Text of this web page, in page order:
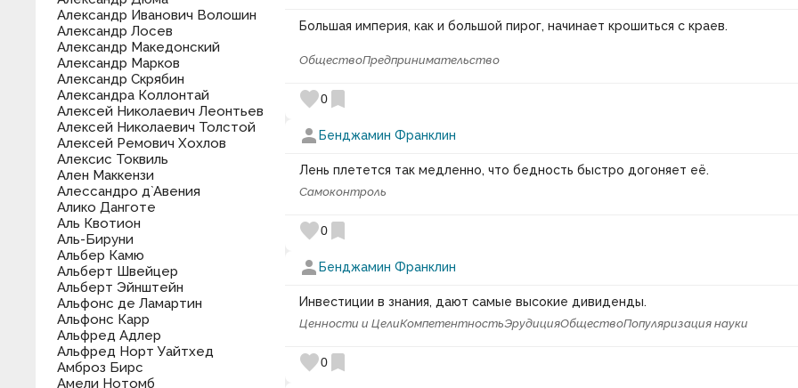
Александр Иванович Волошин
Александр Лосев
Александр Македонский
Александр Марков
Александр Скрябин
Александра Коллонтай
Алексей Николаевич Леонтьев
Алексей Николаевич Толстой
Алексей Ремович Хохлов
Алексис Токвиль
Ален Маккензи
Алессандро д`Авения
Алико Данготе
Аль Квотион
Аль-Бируни
Альбер Камю
Альберт Швейцер
Альберт Эйнштейн
Альфонс де Ламартин
Альфонс Карр
Альфред Адлер
Альфред Норт Уайтхед
Амброз Бирс
Амели Нотомб
Большая империя, как и большой пирог, начинает крошиться с краев.
ОбществоПредпринимательство
favorite0 bookmark
person Бенджамин Франклин
Лень плетется так медленно, что бедность быстро догоняет её.
Самоконтроль
favorite0 bookmark
person Бенджамин Франклин
Инвестиции в знания, дают самые высокие дивиденды.
Ценности и ЦелиКомпетентностьЭрудицияОбществоПопуляризация науки
favorite0 bookmark